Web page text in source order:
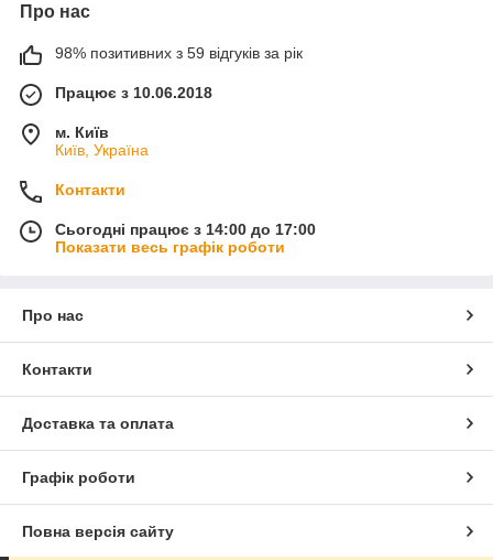
Про нас
98% позитивних з 59 відгуків за рік
Працює з 10.06.2018
м. Київ
Київ, Україна
Контакти
Сьогодні працює з 14:00 до 17:00
Показати весь графік роботи
Про нас
Контакти
Доставка та оплата
Графік роботи
Повна версія сайту